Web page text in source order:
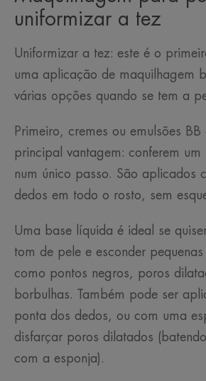
uniformizar a tez
Uniformizar a tez: este é o
uma aplicação de maquilhagem
várias opções quando se tem a
Primeiro, cremes ou emulsões
principal vantagem: conferem um
num único passo. São aplicados
dedos em todo o rosto, sem
Uma base líquida é ideal se
tom de pele e esconder
como pontos negros, poros
borbulhas. Também pode ser
ponta dos dedos, ou com uma
disfarçar poros dilatados
com a esponja).